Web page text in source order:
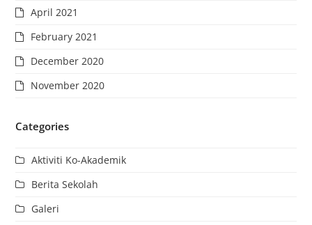
April 2021
February 2021
December 2020
November 2020
Categories
Aktiviti Ko-Akademik
Berita Sekolah
Galeri